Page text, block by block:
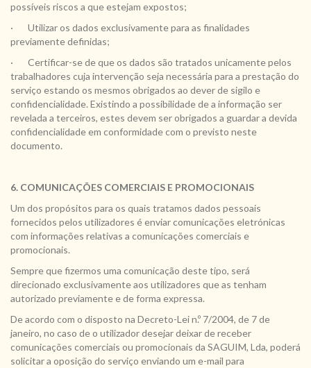
possíveis riscos a que estejam expostos;
· Utilizar os dados exclusivamente para as finalidades
previamente definidas;
· Certificar-se de que os dados são tratados unicamente pelos
trabalhadores cuja intervenção seja necessária para a prestação do
serviço estando os mesmos obrigados ao dever de sigilo e
confidencialidade. Existindo a possibilidade de a informação ser
revelada a terceiros, estes devem ser obrigados a guardar a devida
confidencialidade em conformidade com o previsto neste
documento.
6. COMUNICAÇÕES COMERCIAIS E PROMOCIONAIS
Um dos propósitos para os quais tratamos dados pessoais
fornecidos pelos utilizadores é enviar comunicações eletrónicas
com informações relativas a comunicações comerciais e
promocionais.
Sempre que fizermos uma comunicação deste tipo, será
direcionado exclusivamente aos utilizadores que as tenham
autorizado previamente e de forma expressa.
De acordo com o disposto na Decreto-Lei n.º 7/2004, de 7 de
janeiro, no caso de o utilizador desejar deixar de receber
comunicações comerciais ou promocionais da SAGUIM, Lda, poderá
solicitar a oposição do serviço enviando um e-mail para